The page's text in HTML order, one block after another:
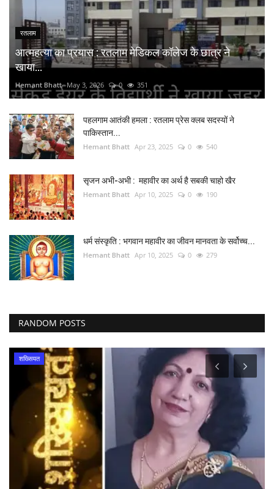
रतलाम
आत्महत्या का प्रयास : रतलाम मेडिकल कॉलेज के छात्र ने
खाया...
Hemant Bhatt May 3, 2026 0 351
पहलगाम आतंकी हमला : रतलाम प्रेस क्लब सदस्यों ने
पाकिस्तान...
Hemant Bhatt Apr 23, 2025 0 540
सृजन अभी-अभी : महावीर का अर्थ है सबकी चाहो खैर
Hemant Bhatt Apr 10, 2025 0 190
धर्म संस्कृति : भगवान महावीर का जीवन मानवता के सर्वोच्च...
Hemant Bhatt Apr 10, 2025 0 279
RANDOM POSTS
शख्सियत